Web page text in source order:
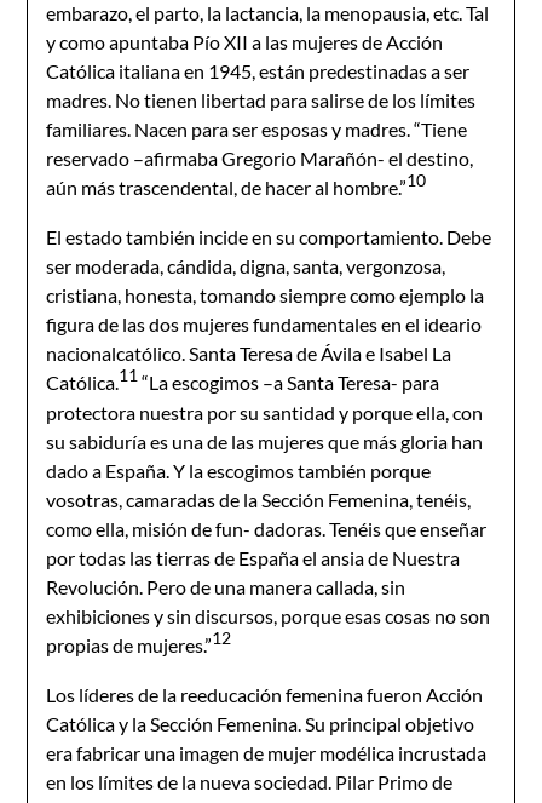
embarazo, el parto, la lactancia, la menopausia, etc. Tal
y como apuntaba Pío XII a las mujeres de Acción
Católica italiana en 1945, están predestinadas a ser
madres. No tienen libertad para salirse de los límites
familiares. Nacen para ser esposas y madres. “Tiene
reservado –afirmaba Gregorio Marañón- el destino,
aún más trascendental, de hacer al hombre.”10
El estado también incide en su comportamiento. Debe
ser moderada, cándida, digna, santa, vergonzosa,
cristiana, honesta, tomando siempre como ejemplo la
figura de las dos mujeres fundamentales en el ideario
nacionalcatólico. Santa Teresa de Ávila e Isabel La
Católica.11“La escogimos –a Santa Teresa- para
protectora nuestra por su santidad y porque ella, con
su sabiduría es una de las mujeres que más gloria han
dado a España. Y la escogimos también porque
vosotras, camaradas de la Sección Femenina, tenéis,
como ella, misión de fun- dadoras. Tenéis que enseñar
por todas las tierras de España el ansia de Nuestra
Revolución. Pero de una manera callada, sin
exhibiciones y sin discursos, porque esas cosas no son
propias de mujeres.”12
Los líderes de la reeducación femenina fueron Acción
Católica y la Sección Femenina. Su principal objetivo
era fabricar una imagen de mujer modélica incrustada
en los límites de la nueva sociedad. Pilar Primo de